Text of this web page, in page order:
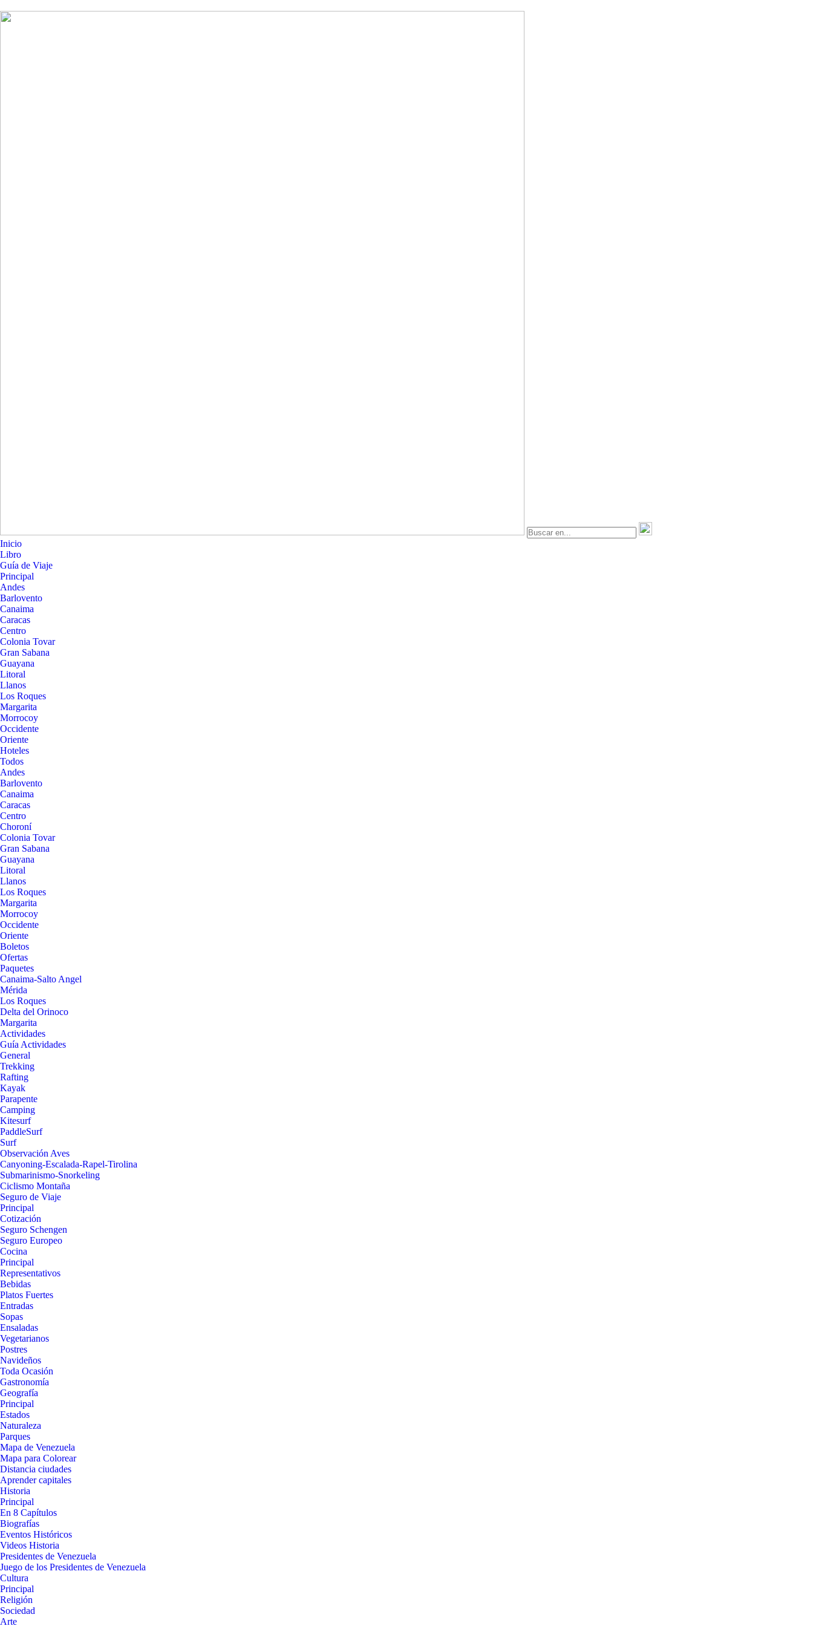
Inicio
Libro
Guía de Viaje
Principal
Andes
Barlovento
Canaima
Caracas
Centro
Colonia Tovar
Gran Sabana
Guayana
Litoral
Llanos
Los Roques
Margarita
Morrocoy
Occidente
Oriente
Hoteles
Todos
Andes
Barlovento
Canaima
Caracas
Centro
Choroní
Colonia Tovar
Gran Sabana
Guayana
Litoral
Llanos
Los Roques
Margarita
Morrocoy
Occidente
Oriente
Boletos
Ofertas
Paquetes
Canaima-Salto Angel
Mérida
Los Roques
Delta del Orinoco
Margarita
Actividades
Guía Actividades
General
Trekking
Rafting
Kayak
Parapente
Camping
Kitesurf
PaddleSurf
Surf
Observación Aves
Canyoning-Escalada-Rapel-Tirolina
Submarinismo-Snorkeling
Ciclismo Montaña
Seguro de Viaje
Principal
Cotización
Seguro Schengen
Seguro Europeo
Cocina
Principal
Representativos
Bebidas
Platos Fuertes
Entradas
Sopas
Ensaladas
Vegetarianos
Postres
Navideños
Toda Ocasión
Gastronomía
Geografía
Principal
Estados
Naturaleza
Parques
Mapa de Venezuela
Mapa para Colorear
Distancia ciudades
Aprender capitales
Historia
Principal
En 8 Capítulos
Biografías
Eventos Históricos
Videos Historia
Presidentes de Venezuela
Juego de los Presidentes de Venezuela
Cultura
Principal
Religión
Sociedad
Arte